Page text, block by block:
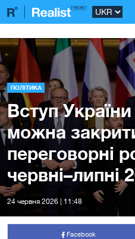
ПОЛІТИКА
Вступ
можна
переговорні
червні–липні
24 червня 2026 | 11:48
Facebook